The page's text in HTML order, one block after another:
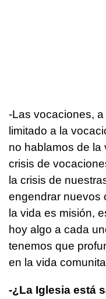
-Las vocaciones,
limitado a la
no hablamos de la
crisis de
la crisis de
engendrar nuevos
la vida es misión,
hoy algo a cada
tenemos que
en la vida
-¿La Iglesia está